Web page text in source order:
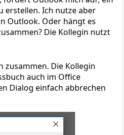
erstellen. Ich nutze aber
Outlook. Oder hängt es
Die Kollegin nutzt
zusammen. Die Kollegin
auch im Office
Dialog einfach abbrechen